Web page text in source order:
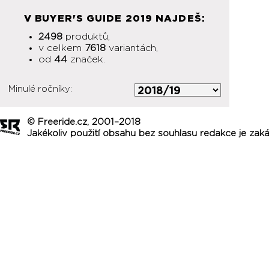
V BUYER'S GUIDE 2019 NAJDEŠ:
2498 produktů,
v celkem 7618 variantách,
od 44 značek.
Minulé ročníky:
© Freeride.cz, 2001–2018
Jakékoliv použití obsahu bez souhlasu redakce je